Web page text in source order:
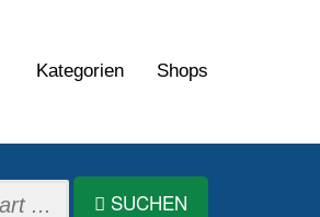
Kategorien Shops
SUCHEN